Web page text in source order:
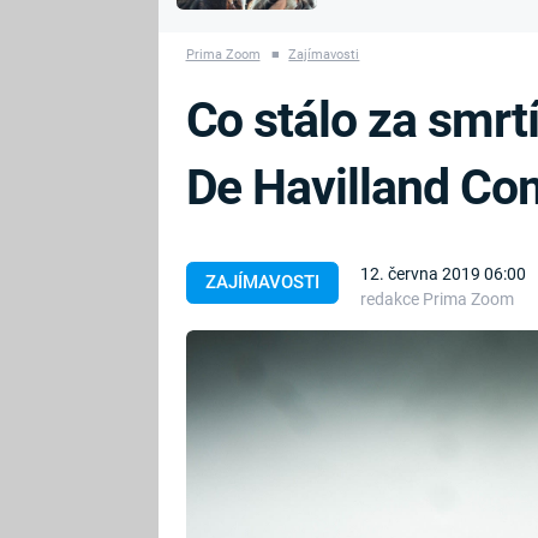
BRITSKÁ
RODINA
Prima Zoom ■ Zajímavosti
ZAJÍMAVOSTI
12. června 2019 06:00
redakce Prima Zoom
Co stálo za
De Havilland